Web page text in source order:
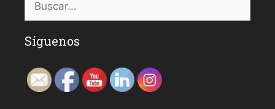
Síguenos